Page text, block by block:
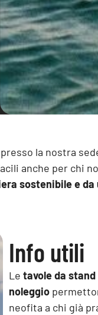
la nostra
anche per chi
sostenibile e
Info utili
Le tavole da
noleggio
neofita a chi già